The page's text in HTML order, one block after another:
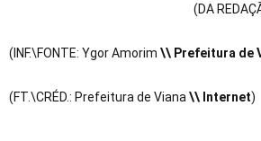
(DA
(INF.\FONTE: Ygor Amorim \\ Prefeitura de
(FT.\CRÉD.: Prefeitura de Viana \\ Internet)